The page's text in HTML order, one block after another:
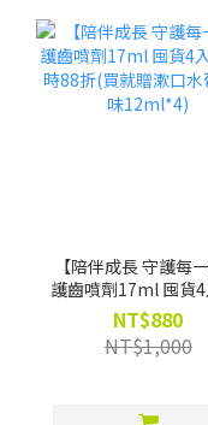
【陪伴成長 守護每一
護齒噴劑17ml 囤貨4
限時88折(買就贈漱口
萄口味12ml*4)
NT$880
NT$1,000